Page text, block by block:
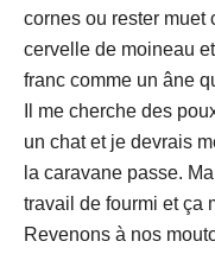
cornes ou rester muet
cervelle de moineau
franc comme un âne
Il me cherche des
un chat et je devrais
la caravane passe.
travail de fourmi et ça
Revenons à nos